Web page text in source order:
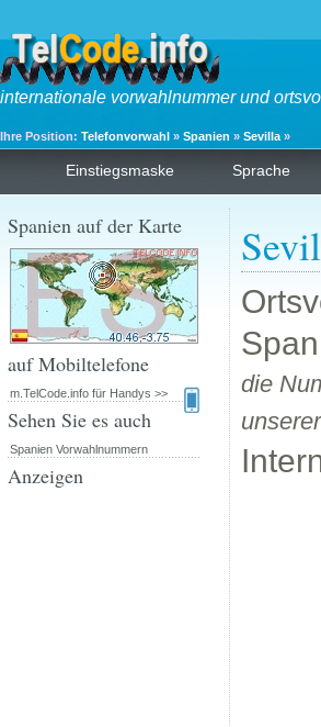
internationale vorwahlnummer und
Ihre Position: Telefonvorwahl » Spanien » Sevilla »
Einstiegsmaske Sprache
die
Spanien auf der Karte
auf Mobiltelefone
m.TelCode.info für Handys >>
Sehen Sie es auch
Spanien Vorwahlnummern
Anzeigen